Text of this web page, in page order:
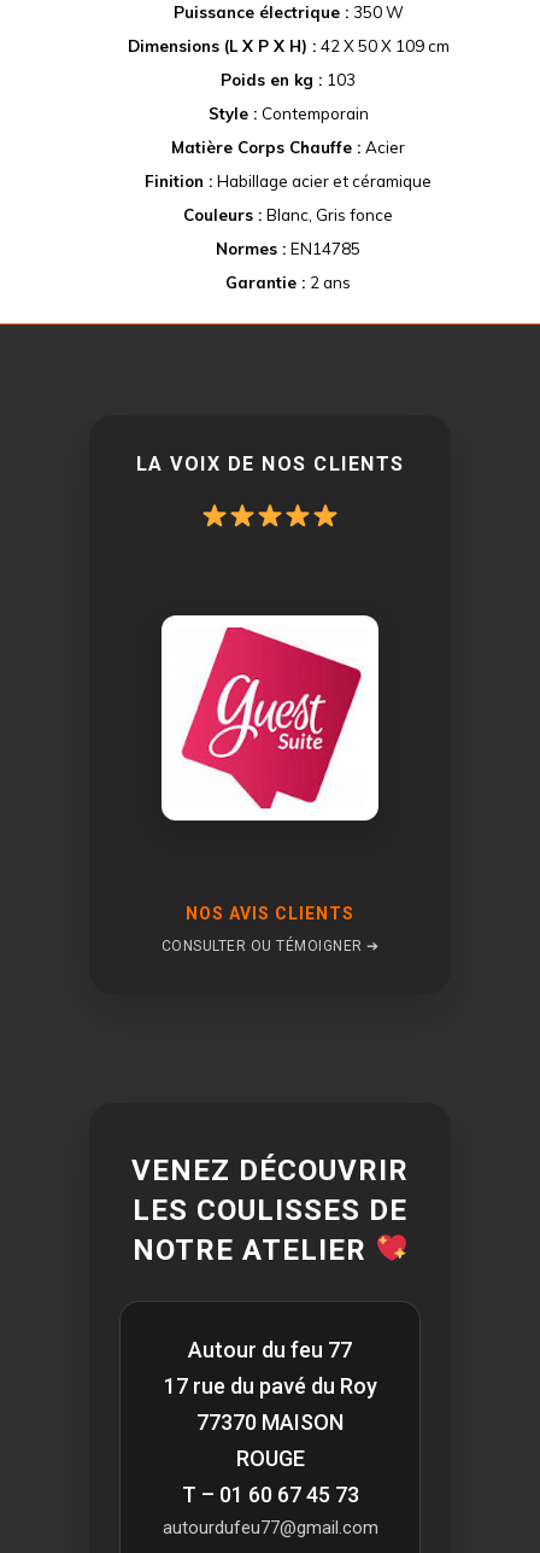
Puissance électrique : 350 W
Dimensions (L X P X H) : 42 X 50 X 109 cm
Poids en kg : 103
Style : Contemporain
Matière Corps Chauffe : Acier
Finition : Habillage acier et céramique
Couleurs : Blanc, Gris fonce
Normes : EN14785
Garantie : 2 ans
LA VOIX DE NOS CLIENTS
NOS AVIS CLIENTS
CONSULTER OU TÉMOIGNER ➔
VENEZ DÉCOUVRIR
LES COULISSES DE
NOTRE ATELIER
Autour du feu 77
17 rue du pavé du Roy
77370 MAISON
ROUGE
T – 01 60 67 45 73
autourdufeu77@gmail.com